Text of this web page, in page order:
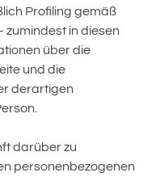
Profiling gemäß
zumindest in diesen
über die
und die
derartigen
darüber zu
personenbezogenen